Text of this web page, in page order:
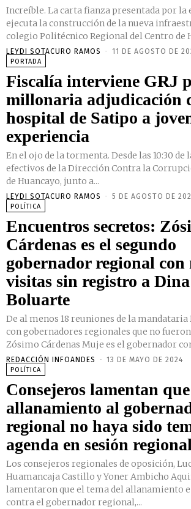
Increíble. La carta fianza presentada por la
ejecuta la construcción de la nueva
colegio Politécnico Regional del Centro de
LEYDI SOTACURO RAMOS - 11 DE AGOSTO DE
PORTADA
Fiscalía interviene GRJ
millonaria adjudicación
hospital de Satipo a
experiencia
En el ojo de la tormenta. Desde las 10:30 de
efectivos de la Dirección Contra la
de Huancayo, junto a...
LEYDI SOTACURO RAMOS - 5 DE AGOSTO DE
POLÍTICA
Encuentros secretos:
Cárdenas es el segundo
gobernador regional con
visitas sin registro a Dina
Boluarte
De al menos 18 reuniones de la
con gobernadores regionales que no
Zósimo Cárdenas Muje es el gobernador
REDACCIÓN INFOANDES - 13 DE MAYO DE 2024
POLÍTICA
Consejeros lamentan que
allanamiento al
regional no haya sido
agenda en sesión
Los consejeros regionales de oposición,
Huamancaja Castillo y Yoner Ambicho
lamentaron que el tema del allanamiento
contra el gobernador regional,...